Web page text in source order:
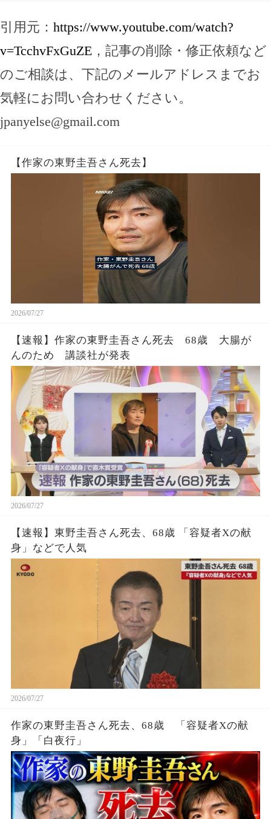
引用元： https://www.youtube.com/watch?
v=TcchvFxGuZE ，記事の削除・修正依頼など
のご相談は、下記のメールアドレスまでお
気軽にお問い合わせください。
jpanyelse@gmail.com
【作家の東野圭吾さん死去】
2026/07/27
【速報】作家の東野圭吾さん死去 68歳 大腸が
んのため 講談社が発表
2026/07/27
【速報】東野圭吾さん死去、68歳 「容疑者Xの献
身」などで人気
2026/07/27
作家の東野圭吾さん死去、68歳 「容疑者Xの献
身」「白夜行」